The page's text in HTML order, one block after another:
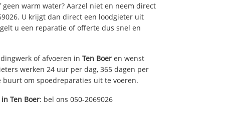
warm water? Aarzel niet en neem direct
U krijgt dan direct een loodgieter uit
u een reparatie of offerte dus snel en
of afvoeren in Ten Boer en wenst
werken 24 uur per dag, 365 dagen per
om spoedreparaties uit te voeren.
in Ten Boer: bel ons 050-2069026